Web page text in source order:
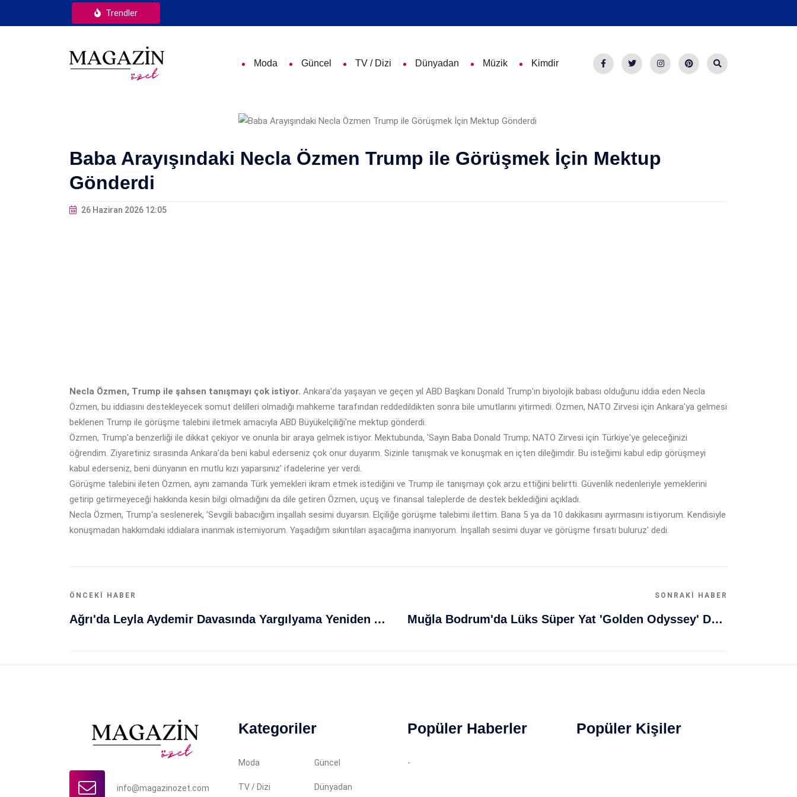
Trendler
Moda Güncel TV / Dizi Dünyadan Müzik Kimdir
Baba Arayışındaki Necla Özmen Trump ile Görüşmek İçin Mektup
Gönderdi
26 Haziran 2026 12:05
Necla Özmen, Trump ile şahsen tanışmayı çok istiyor. Ankara'da yaşayan ve geçen yıl ABD Başkanı Donald Trump'ın biyolojik babası olduğunu iddia eden Necla
Özmen, bu iddiasını destekleyecek somut delilleri olmadığı mahkeme tarafından reddedildikten sonra bile umutlarını yitirmedi. Özmen, NATO Zirvesi için Ankara'ya gelmesi
beklenen Trump ile görüşme talebini iletmek amacıyla ABD Büyükelçiliği'ne mektup gönderdi.
Özmen, Trump'a benzerliği ile dikkat çekiyor ve onunla bir araya gelmek istiyor. Mektubunda, 'Sayın Baba Donald Trump; NATO Zirvesi için Türkiye'ye geleceğinizi
öğrendim. Ziyaretiniz sırasında Ankara'da beni kabul ederseniz çok onur duyarım. Sizinle tanışmak ve konuşmak en içten dileğimdir. Bu isteğimi kabul edip görüşmeyi
kabul ederseniz, beni dünyanın en mutlu kızı yaparsınız' ifadelerine yer verdi.
Görüşme talebini ileten Özmen, aynı zamanda Türk yemekleri ikram etmek istediğini ve Trump ile tanışmayı çok arzu ettiğini belirtti. Güvenlik nedenleriyle yemeklerini
getirip getirmeyeceği hakkında kesin bilgi olmadığını da dile getiren Özmen, uçuş ve finansal taleplerde de destek beklediğini açıkladı.
Necla Özmen, Trump'a seslenerek, 'Sevgili babacığım inşallah sesimi duyarsın. Elçiliğe görüşme talebimi ilettim. Bana 5 ya da 10 dakikasını ayırmasını istiyorum. Kendisiyle
konuşmadan hakkımdaki iddialara inanmak istemiyorum. Yaşadığım sıkıntıları aşacağıma inanıyorum. İnşallah sesimi duyar ve görüşme fırsatı buluruz' dedi.
ÖNCEKI HABER
Ağrı'da Leyla Aydemir Davasında Yargılyama Yeniden Ağırlaştırılmış Müebbetle Sonuçlandı
SONRAKI HABER
Muğla Bodrum'da Lüks Süper Yat 'Golden Odyssey' Demirledi
info@magazinozet.com
Kategoriler
Moda Güncel
TV / Dizi Dünyadan
Popüler Haberler
-
Popüler Kişiler